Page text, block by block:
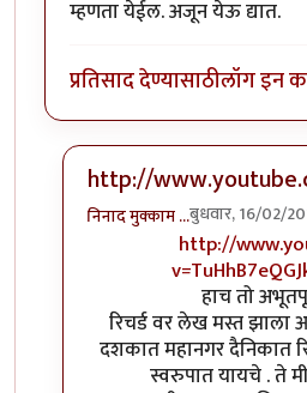
म्हणता येईल. अजून येऊ द्यात.
प्रतिसाद देण्यासाठीलॉग इन
http://
निनाद मुक्काम …बुधवार, 16/02/
लेखमालेची
http://
हाच तो
रिचर्ड वर लेख मस्त झाला
दशकात महानगर दैनिकात
स्वरुपात यायचे . ते